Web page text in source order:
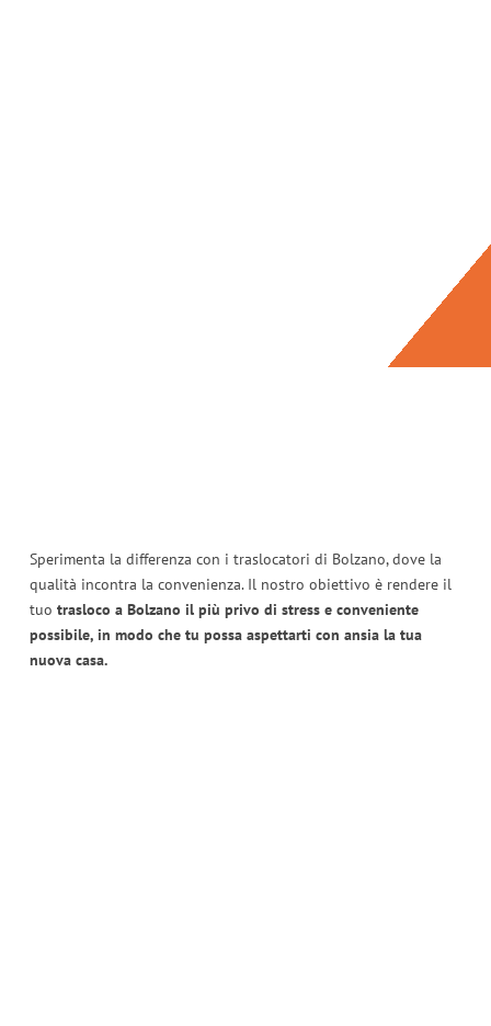
Sperimenta la differenza con i traslocatori di Bolzano, dove la
qualità incontra la convenienza. Il nostro obiettivo è rendere il
tuo trasloco a Bolzano il più privo di stress e conveniente
possibile, in modo che tu possa aspettarti con ansia la tua
nuova casa.